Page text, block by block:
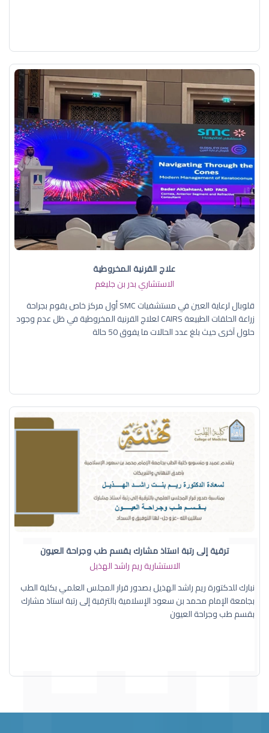
علاج القرنية المخروطية
الاستشاري بدر بن جليغم
قلوبال لرعاية العين في مستشفيات SMC أول مركز خاص يقوم بجراحة
زراعة الحلقات الطبيعة CAIRS لعلاج القرنية المخروطية في ظل عدم وجود
حلول آخرى حيث بلغ عدد الحالات ما يفوق 50 حالة
ترقية إلى رتبة استاذ مشارك بقسم طب وجراحة العيون
الاستشارية ريم راشد الهذيل
نبارك للدكتورة ريم راشد الهذيل بصدور قرار المجلس العلمي بكلية الطب
بجامعة الإمام محمد بن سعود الإسلامية بالترقية إلى رتبة استاذ مشارك
بقسم طب وجراحة العيون